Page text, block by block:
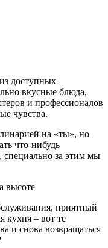
доступных
вкусные блюда,
и профессионалов
чувства.
на «ты», но
что-нибудь
специально за этим мы
приятный
кухня – вот те
и снова возвращаться